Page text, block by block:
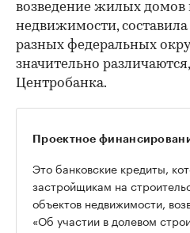
возведение жилых домов
недвижимости,
разных федеральных
значительно
Центробанка.
Проектное
Это банковские кредиты,
застройщикам на
объектов недвижимости,
«Об участии в долевом